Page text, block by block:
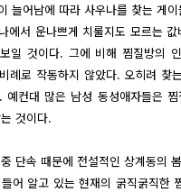
늘어남에 따라 사우나를 찾는 게
에서 운나쁘게 치룰지도 모르는
일 것이다. 그에 비해 찜질방의
례로 작동하지 않았다. 오히려 찾
예컨대 많은 남성 동성애자들은
것이다.
단속 때문에 전설적인 상계동의
어 알고 있는 현재의 굵직굵직한